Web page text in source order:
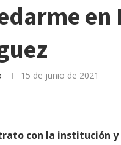
15 de junio de 2021
con la institución y